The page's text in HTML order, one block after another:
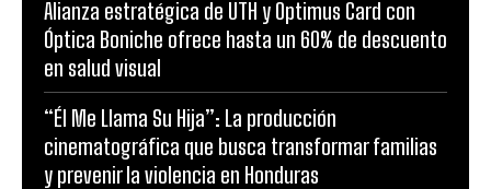
Alianza estratégica de UTH y Optimus Card con
Óptica Boniche ofrece hasta un 60% de descuento
en salud visual
“Él Me Llama Su Hija”: La producción
cinematográfica que busca transformar familias
y prevenir la violencia en Honduras